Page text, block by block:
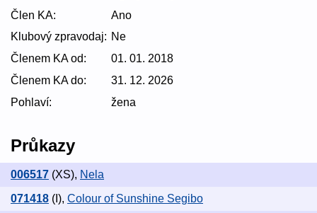
Člen KA:
Ano
Klubový zpravodaj: Ne
Členem KA od:
01. 01. 2018
Členem KA do:
31. 12. 2026
Pohlaví:
žena
Průkazy
006517 (XS), Nela
071418 (I), Colour of Sunshine Segibo